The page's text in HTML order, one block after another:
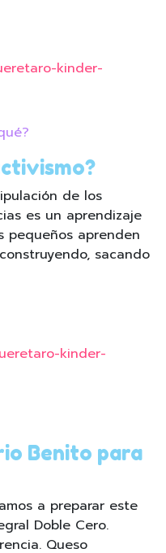
de los
es un aprendizaje
pequeños aprenden
sacando
Benito para
a preparar este
Doble Cero.
Queso